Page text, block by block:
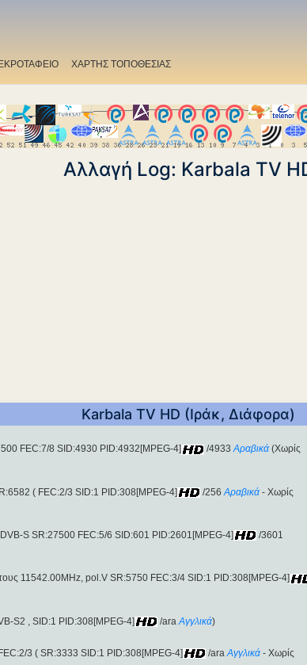
ΧΑΡΤΗΣ ΤΟΠΟΘΕΣΙΑΣ
Αλλαγή Log: Karbala TV
Karbala TV HD (Ιράκ, Διάφορα)
FEC:7/8 SID:4930 PID:4932[MPEG-4] /4933 Αραβικά (Χωρίς
( FEC:2/3 SID:1 PID:308[MPEG-4] /256 Αραβικά - Χωρίς
S SR:27500 FEC:5/6 SID:601 PID:2601[MPEG-4]
/3601
11542.00MHz, pol.V SR:5750 FEC:3/4 SID:1 PID:308[MPEG-4]
S2 , SID:1 PID:308[MPEG-4] /ara Αγγλικά)
3 ( SR:3333 SID:1 PID:308[MPEG-4] /ara Αγγλικά - Χωρίς